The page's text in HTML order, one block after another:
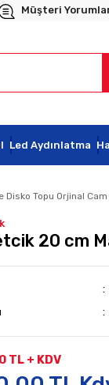
Müşteri
Led Aydınlatma
Disko Topu Orjinal Cam
20 cm
TL + KDV